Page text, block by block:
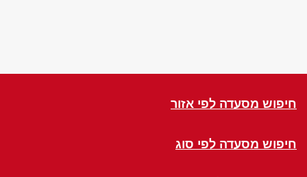
חיפוש מסעדה לפי אזור
חיפוש מסעדה לפי סוג